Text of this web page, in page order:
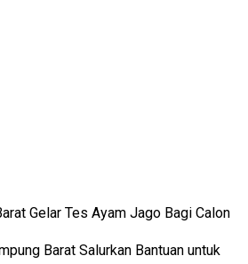
Gelar Tes Ayam Jago Bagi Calon
Barat Salurkan Bantuan untuk